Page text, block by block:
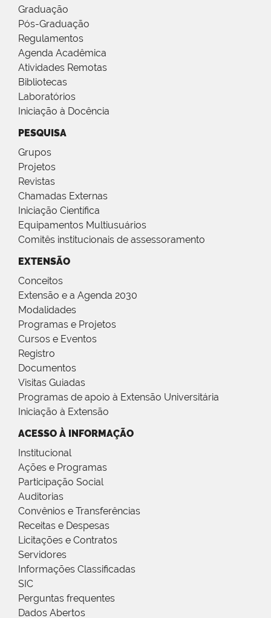
Graduação
Pós-Graduação
Regulamentos
Agenda Acadêmica
Atividades Remotas
Bibliotecas
Laboratórios
Iniciação à Docência
PESQUISA
Grupos
Projetos
Revistas
Chamadas Externas
Iniciação Científica
Equipamentos Multiusuários
Comitês institucionais de assessoramento
EXTENSÃO
Conceitos
Extensão e a Agenda 2030
Modalidades
Programas e Projetos
Cursos e Eventos
Registro
Documentos
Visitas Guiadas
Programas de apoio à Extensão Universitária
Iniciação à Extensão
ACESSO À INFORMAÇÃO
Institucional
Ações e Programas
Participação Social
Auditorias
Convênios e Transferências
Receitas e Despesas
Licitações e Contratos
Servidores
Informações Classificadas
SIC
Perguntas frequentes
Dados Abertos